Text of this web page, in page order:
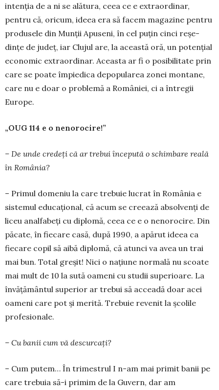
intenția de a ni se ală­tura, ceea ce e extraordinar,
pentru că, ori­cum, ideea era să facem magazine pentru
pro­dusele din Munții Apuseni, în cel puțin cinci reșe­
dințe de județ, iar Clujul are, la această oră, un potențial
eco­­­nomic extraordinar. Aceasta ar fi o posibilitate prin
care se poate împiedica depopu­larea zonei mon­tane,
care nu e doar o problemă a României, ci a întregii
Europe.
„OUG 114 e o nenorocire!”
– De unde credeți că ar trebui începută o schimbare reală
în România?
– Primul domeniu la care trebuie lucrat în Ro­mânia e
sistemul educațional, că acum se creează absolvenți de
liceu analfabeți cu diplomă, ceea ce e o nenorocire. Din
păcate, în fiecare casă, după 1990, a apărut ideea ca
fiecare copil să aibă diplo­mă, că atunci va avea un trai
mai bun. Total greșit! Nici o națiune normală nu scoate
mai mult de 10 la sută oameni cu studii superioare. La
învă­ță­mântul superior ar trebui să acceadă doar acei
oa­meni care pot și merită. Trebuie revenit la școlile
profesionale.
– Cu banii cum vă descurcați?
– Cum putem… În trimestrul I n-am mai primit banii pe
care trebuia să-i primim de la Guvern, dar am